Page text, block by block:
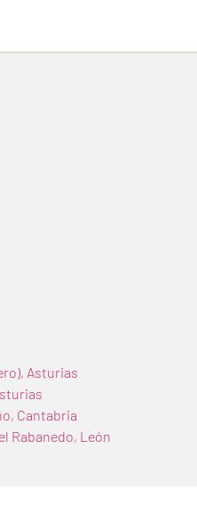
Asturias
Cantabria
Rabanedo, León